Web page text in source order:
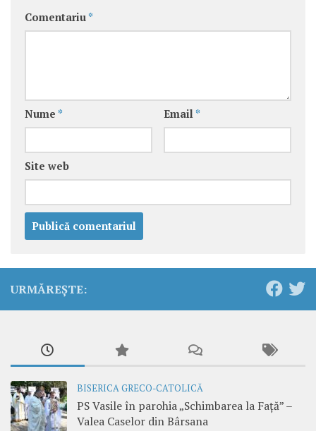
Comentariu *
Nume * Email *
Site web
URMĂREȘTE:
BISERICA GRECO-CATOLICĂ
PS Vasile în parohia „Schimbarea la Față” –
Valea Caselor din Bârsana